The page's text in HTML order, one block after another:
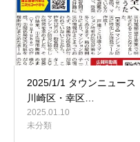
2025/1/1 タウンニュース
川崎区・幸区…
2025.01.10
未分類